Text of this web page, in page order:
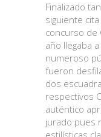
Finalizado
siguiente
concurso de
año llegaba
numeroso
fueron
dos
respectivos
auténtico
jurado pues
estilísticas